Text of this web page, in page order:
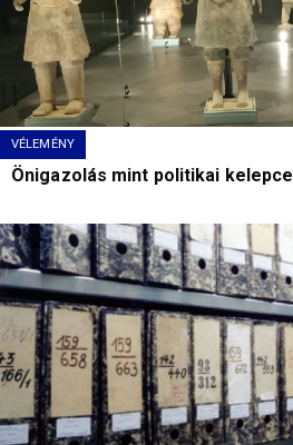
VÉLEMÉNY
Önigazolás mint politikai kelepce